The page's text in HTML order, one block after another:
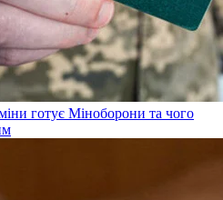
готує Міноборони та чого